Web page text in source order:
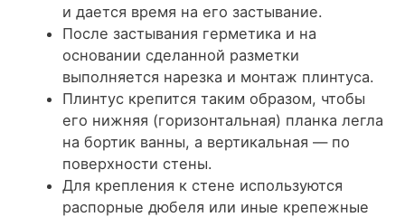
и дается время на его застывание.
После застывания герметика и на
основании сделанной разметки
выполняется нарезка и монтаж плинтуса.
Плинтус крепится таким образом, чтобы
его нижняя (горизонтальная) планка легла
на бортик ванны, а вертикальная — по
поверхности стены.
Для крепления к стене используются
распорные дюбеля или иные крепежные